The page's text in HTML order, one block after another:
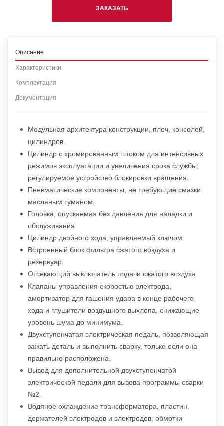
ЗАКАЗАТЬ
Описание
Характеристики
Комплектация
Документация
Модульная архитектура конструкции, плеч, консолей,
цилиндров.
Цилиндр с хромированным штоком для интенсивных
режимов эксплуатации и увеличения срока службы;
регулируемое устройство блокировки вращения.
Пневматические компоненты, не требующие смазки
масляным туманом.
Головка, опускаемая без давления для наладки и
обслуживания
Цилиндр двойного хода, управляемый ключом.
Встроенный блок фильтра сжатого воздуха и
резервуар.
Отсекающий выключатель подачи сжатого воздуха.
Клапаны управления скоростью электрода,
амортизатор для гашения удара в конце рабочего
хода и глушители воздушного выхлопа, снижающие
уровень шума до минимума.
Двухступенчатая электрическая педаль, позволяющая
зажать деталь и выполнить сварку, только если она
правильно расположена.
Вывод для дополнительной двухступенчатой
электрической педали для вызова программы сварки
№2.
Водяное охлаждение трансформатора, пластин,
держателей электродов и электродов; обмотки